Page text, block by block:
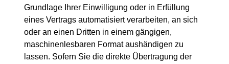
Grundlage Ihrer Einwilligung oder in Erfüllung
eines Vertrags automatisiert verarbeiten, an sich
oder an einen Dritten in einem gängigen,
maschinenlesbaren Format aushändigen zu
lassen. Sofern Sie die direkte Übertragung der